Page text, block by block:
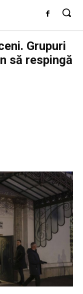
Grupuri
să respingă